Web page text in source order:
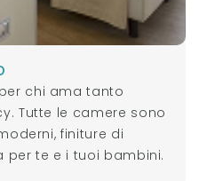
chi ama tanto
Tutte le camere sono
finiture di
per te e i tuoi bambini.